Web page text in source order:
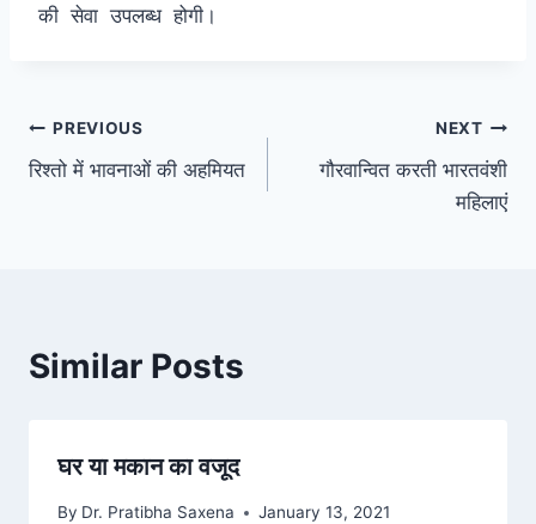
की सेवा उपलब्ध होगी।
Post
navigation
PREVIOUS
रिश्तो में भावनाओं की अहमियत
NEXT
गौरवान्वित करती भारतवंशी
महिलाएं
Similar Posts
घर या मकान का वजूद
By Dr. Pratibha Saxena January 13, 2021